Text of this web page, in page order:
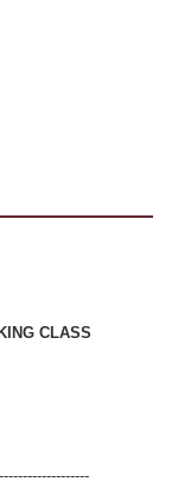
CLASS